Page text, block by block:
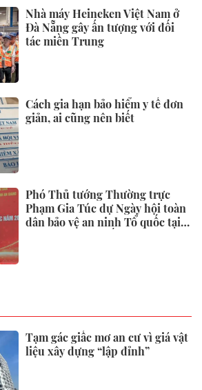
Nhà máy Heineken Việt Nam ở
Đà Nẵng gây ấn tượng với đối
tác miền Trung
Cách gia hạn bảo hiểm y tế đơn
giản, ai cũng nên biết
Phó Thủ tướng Thường trực
Phạm Gia Túc dự Ngày hội toàn
dân bảo vệ an ninh Tổ quốc tại
Tạm gác giấc mơ an cư vì giá vật
liệu xây dựng “lập đỉnh”